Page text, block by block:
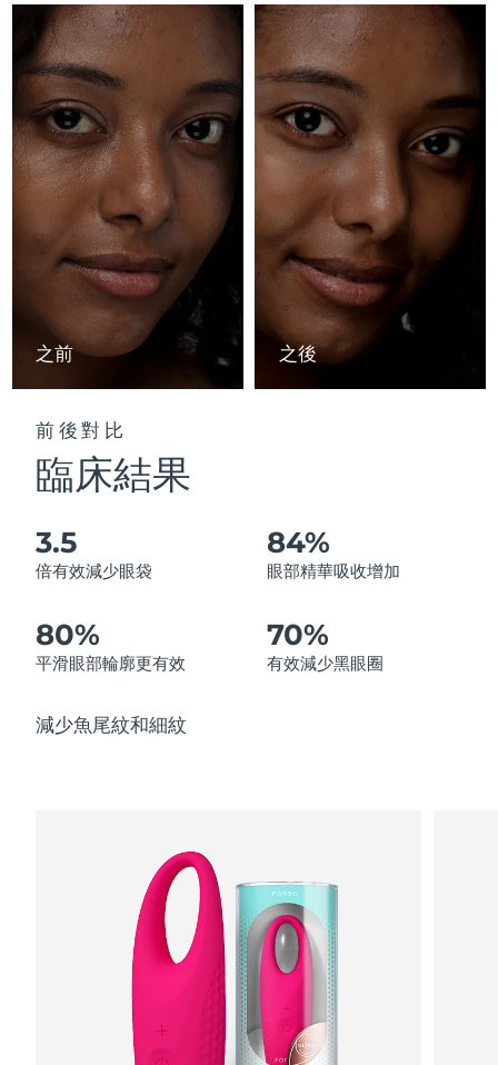
之前 之後
前後對比
臨床結果
3.5
倍有效減少眼袋
84%
眼部精華吸收增加
80%
平滑眼部輪廓更有效
70%
有效減少黑眼圈
減少魚尾紋和細紋
ESPADA™ 設備
All acne treatment devices
眼部護理設備
All revitalizing eye massagers
KIWI™ 皮肤护理
Advanced pore care essentials
LUNA™ Dual-Peptide Scalp
Serum
For healthy hair
issa™ Teeth Whitening Gel
18% PAP
護膚品 男士
全部購買
FOREO APP
曼島 預計送達日期 11/8/26
以色列 預計送達日期
義大利 預計送達日期 9/8/26
日本 預計送達日期 12/8/26
澤西島 預計送達日期
哈薩克 預計送達日期
科威特 預計送達日期
拉脫維亞 預計送達日期9/8/26
黎巴嫩
立陶宛
盧森堡 預計送達日期
馬來西亞 預計送達日期
預計送達日期
預計送達日期